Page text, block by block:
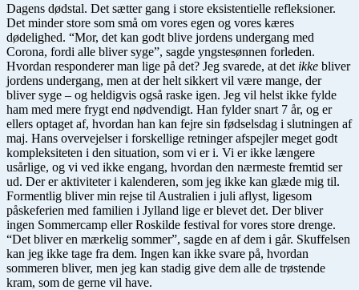
Dagens dødstal. Det sætter gang i store eksistentielle refleksioner.
Det minder store som små om vores egen og vores kæres
dødelighed. “Mor, det kan godt blive jordens undergang med
Corona, fordi alle bliver syge”, sagde yngstesønnen forleden.
Hvordan responderer man lige på det? Jeg svarede, at det ikke bliver
jordens undergang, men at der helt sikkert vil være mange, der
bliver syge – og heldigvis også raske igen. Jeg vil helst ikke fylde
ham med mere frygt end nødvendigt. Han fylder snart 7 år, og er
ellers optaget af, hvordan han kan fejre sin fødselsdag i slutningen af
maj. Hans overvejelser i forskellige retninger afspejler meget godt
kompleksiteten i den situation, som vi er i. Vi er ikke længere
usårlige, og vi ved ikke engang, hvordan den nærmeste fremtid ser
ud. Der er aktiviteter i kalenderen, som jeg ikke kan glæde mig til.
Formentlig bliver min rejse til Australien i juli aflyst, ligesom
påskeferien med familien i Jylland lige er blevet det. Der bliver
ingen Sommercamp eller Roskilde festival for vores store drenge.
“Det bliver en mærkelig sommer”, sagde en af dem i går. Skuffelsen
kan jeg ikke tage fra dem. Ingen kan ikke svare på, hvordan
sommeren bliver, men jeg kan stadig give dem alle de trøstende
kram, som de gerne vil have.